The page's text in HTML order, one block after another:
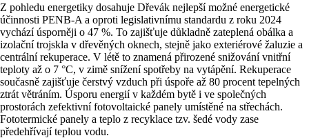
Z pohledu energetiky dosahuje Dřevák nejlepší možné energetické
účinnosti PENB-A a oproti legislativnímu standardu z roku 2024
vychází úsporněji o 47 %. To zajišťuje důkladně zateplená obálka a
izolační trojskla v dřevěných oknech, stejně jako exteriérové žaluzie a
centrální rekuperace. V létě to znamená přirozené snižování vnitřní
teploty až o 7 °C, v zimě snížení spotřeby na vytápění. Rekuperace
současně zajišťuje čerstvý vzduch při úspoře až 80 procent tepelných
ztrát větráním. Úsporu energií v každém bytě i ve společných
prostorách zefektivní fotovoltaické panely umístěné na střechách.
Fototermické panely a teplo z recyklace tzv. šedé vody zase
předehřívají teplou vodu.